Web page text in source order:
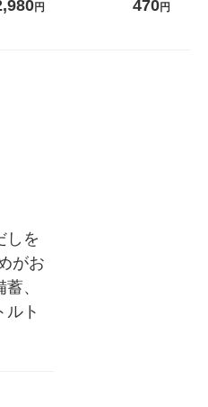
円 470円
しを
がお
、
ルト